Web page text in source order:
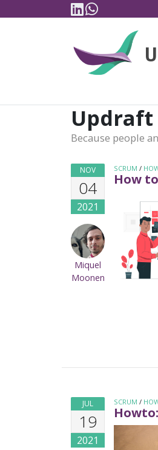
Linkedin
WhatsApp
Updraft
Because people
NOV
04
2021
Miquel
Moonen
SCRUM /
How
JUL
19
2021
SCRUM /